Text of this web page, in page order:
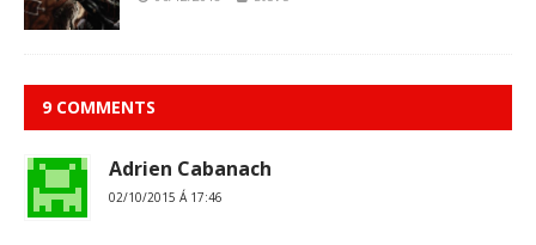
9 COMMENTS
Adrien Cabanach
02/10/2015 Á 17:46